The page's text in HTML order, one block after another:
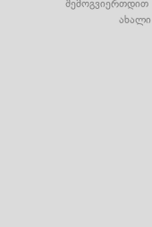
შემოგვიერთდით
ახალი